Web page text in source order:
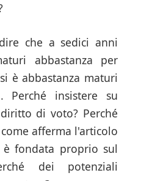
che a sedici anni
abbastanza per
è abbastanza maturi
Perché insistere su
di voto? Perché
afferma l'articolo
fondata proprio sul
dei potenziali